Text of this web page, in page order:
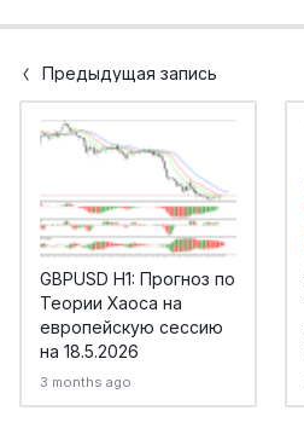
Предыдущая запись
GBPUSD H1: Прогноз по
Теории Хаоса на
европейскую сессию
на 18.5.2026
3 months ago